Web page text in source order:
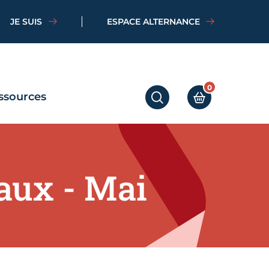
JE SUIS ESPACE ALTERNANCE
RECHERCHERMON PANIER
0
- Mai